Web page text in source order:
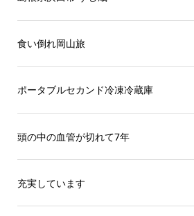
食い倒れ岡山旅
ポータブルセカンド冷凍冷蔵庫
頭の中の血管が切れて7年
充実しています